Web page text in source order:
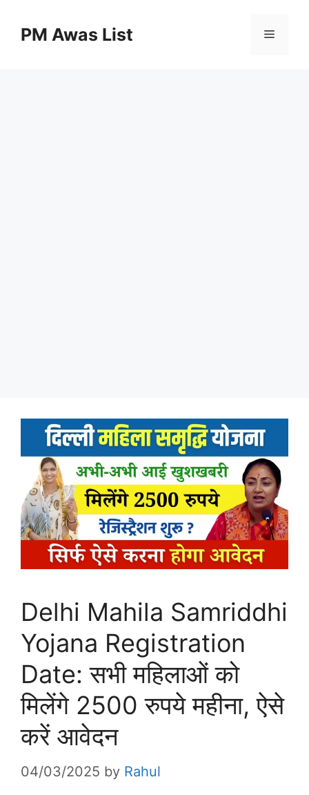
PM Awas List Menu
Delhi Mahila Samriddhi
Yojana Registration
Date: सभी महिलाओं को
मिलेंगे 2500 रुपये महीना, ऐसे
करें आवेदन
04/03/2025 by Rahul